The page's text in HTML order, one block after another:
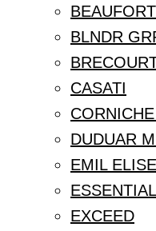
BLNDR
CASATI
CORNICHE
DUDUAR
EMIL ELISE
EXCEED